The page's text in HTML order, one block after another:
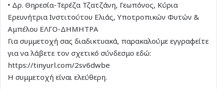
• Δρ. Θηρεσία-Τερέζα Τζατζάνη, Γεωπόνος, Κύρια
Ερευνήτρια Ινστιτούτου Ελιάς, Υποτροπικών Φυτών &
Αμπέλου ΕΛΓΟ-ΔΗΜΗΤΡΑ
Για συμμετοχή σας διαδικτυακά, παρακαλούμε εγγραφείτε
για να λάβετε τον σχετικό σύνδεσμο εδώ:
https://tinyurl.com/2sv6dwbe
Η συμμετοχή είναι ελεύθερη.